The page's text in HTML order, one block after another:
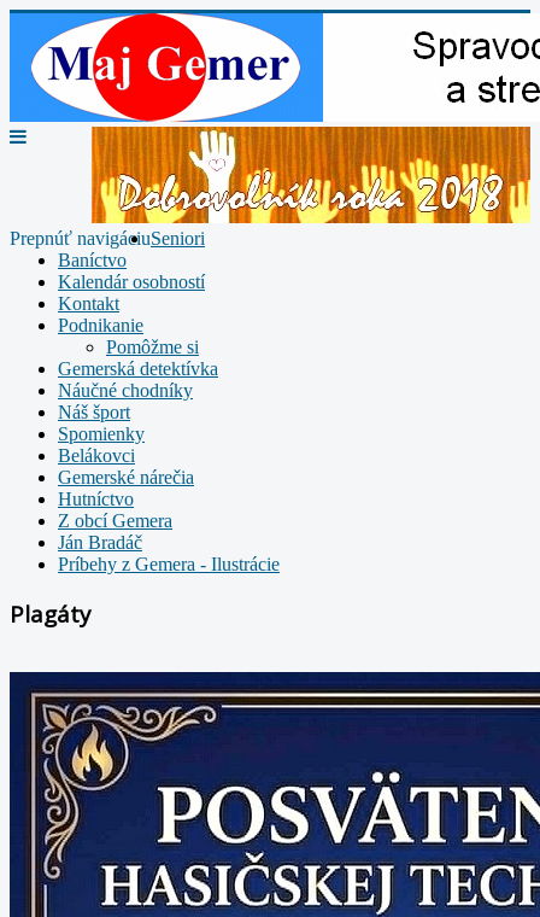
Prepnúť navigáciuSeniori
Baníctvo
Kalendár osobností
Kontakt
Podnikanie
Pomôžme si
Gemerská detektívka
Náučné chodníky
Náš šport
Spomienky
Belákovci
Gemerské nárečia
Hutníctvo
Z obcí Gemera
Ján Bradáč
Príbehy z Gemera - Ilustrácie
Plagáty